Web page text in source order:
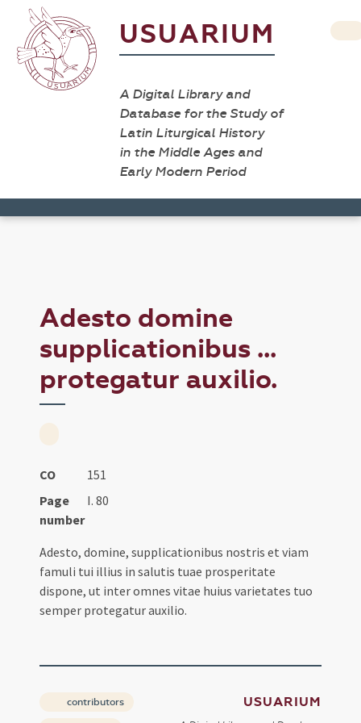
USUARIUM
A Digital Library and
Database for the Study of
Latin Liturgical History
in the Middle Ages and
Early Modern Period
Adesto domine
supplicationibus ...
protegatur auxilio.
CO
151
Page
number
I. 80
Adesto, domine, supplicationibus nostris et viam
famuli tui illius in salutis tuae prosperitate
dispone, ut inter omnes vitae huius varietates tuo
semper protegatur auxilio.
contributors USUARIUM